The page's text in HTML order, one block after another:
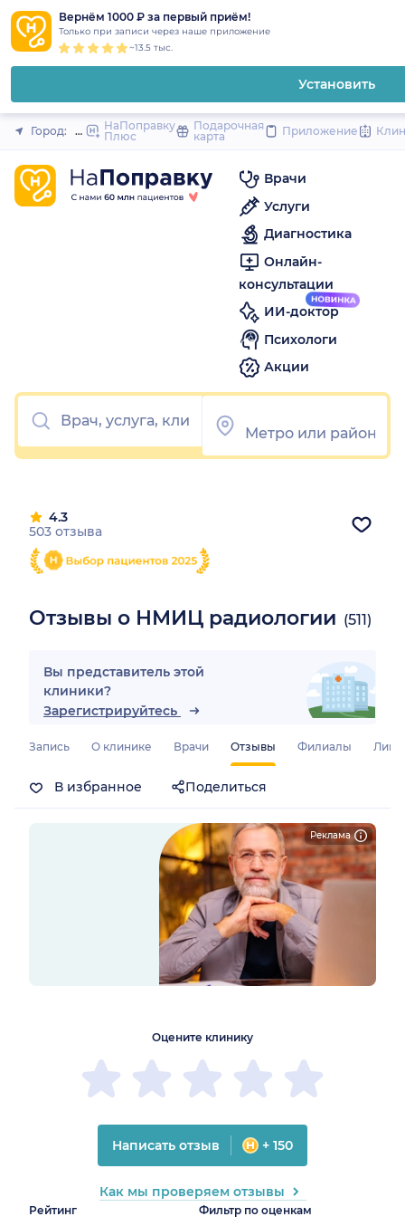
Вернём 1000 ₽ за первый приём!
Только при записи через наше приложение
~13.5 тыс.
Установить
Закрыть
Город: МоскваНаПоправку
Плюс
Подарочная
карта
Приложение
Врачи
Услуги
Диагностика
Онлайн-
консультации
ИИ-доктор
Психологи
Акции
Реклама
Отзывы о НМИЦ радиологии (511)
4.3
503 отзыва
Вы представитель этой
клиники?
Зарегистрируйтесь
Запись О клинике Врачи Отзывы Филиалы
В избранное Поделиться
Рейтинг Фильтр по оценкам
Оцените клинику
Написать отзыв + 150
Как мы проверяем отзывы